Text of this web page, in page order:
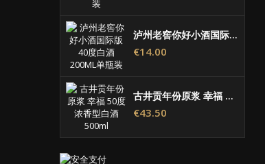
泸州老窖你好小酒国际版40度白酒200ML单瓶装
价
€14.00
古井贡年份原浆 幸福 50度浓香型白酒 500ML
价
€43.50